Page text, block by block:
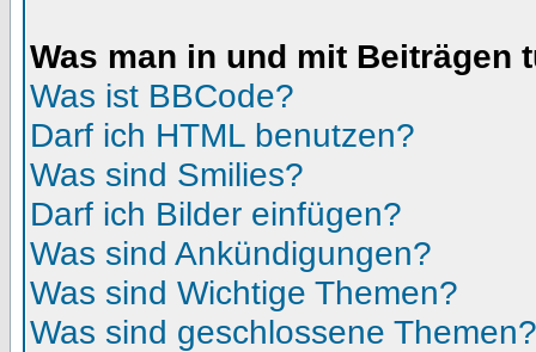
Was man in und mit Beiträgen
Was ist BBCode?
Darf ich HTML benutzen?
Was sind Smilies?
Darf ich Bilder einfügen?
Was sind Ankündigungen?
Was sind Wichtige Themen?
Was sind geschlossene Themen?